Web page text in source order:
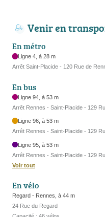
Venir en
En métro
Ligne 4, à 28 m
Arrêt Saint-Placide - 120 Rue de
En bus
Ligne 94, à 53 m
Arrêt Rennes - Saint-Placide - 129
Ligne 96, à 53 m
Arrêt Rennes - Saint-Placide - 129
Ligne 95, à 53 m
Arrêt Rennes - Saint-Placide - 129
Voir tout
En vélo
Regard - Rennes, à 44 m
24 Rue du Regard